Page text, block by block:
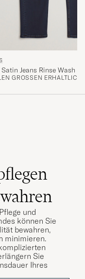
Satin Jeans Rinse Wash
GRÖSSEN ERHÄLTLICH
und
können Sie
bewahren,
minimieren.
Sie
Ihres